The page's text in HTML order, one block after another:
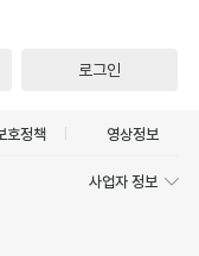
로그인
호정책 영상정보
사업자 정보